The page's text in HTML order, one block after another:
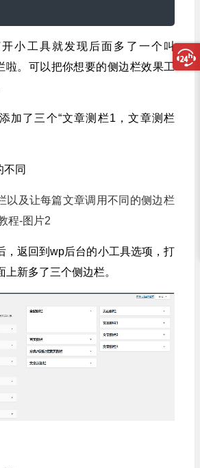
小工具就发现后面多了一个叫
啦。可以把你想要的侧边栏效果工
加了三个“文章测栏1，文章测栏
不同
，返回到wp后台的小工具选项，打
新多了三个侧边栏。